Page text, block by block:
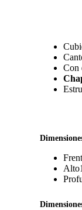
Con
Alto